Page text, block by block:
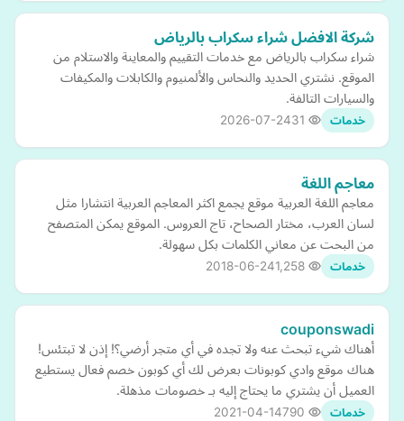
شركة الافضل شراء سكراب بالرياض
شراء سكراب بالرياض مع خدمات التقييم والمعاينة والاستلام من
الموقع. نشتري الحديد والنحاس والألمنيوم والكابلات والمكيفات
والسيارات التالفة.
خدمات 2026-07-24
معاجم اللغة
معاجم اللغة العربية موقع يجمع اكثر المعاجم العربية انتشارا مثل
لسان العرب، مختار الصحاح، تاج العروس. الموقع يمكن المتصفح
من البحت عن معاني الكلمات بكل سهولة.
خدمات 2018-06-24
couponswadi
أهناك شيء تبحث عنه ولا تجده في أي متجر أرضي؟! إذن لا تبتئس!
هناك موقع وادي كوبونات بعرض لك أي كوبون خصم فعال يستطيع
العميل أن يشتري ما يحتاج إليه بـ خصومات مذهلة.
خدمات 2021-04-14